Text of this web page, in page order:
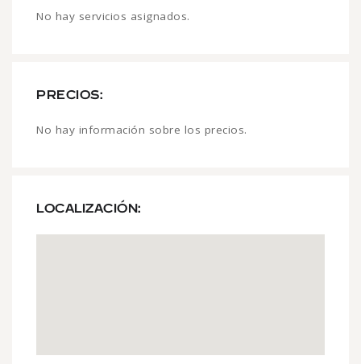
No hay servicios asignados.
PRECIOS:
No hay información sobre los precios.
LOCALIZACIÓN: